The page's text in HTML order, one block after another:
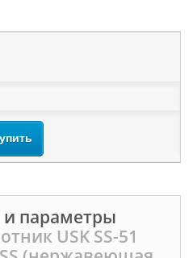
и параметры
USK SS-51